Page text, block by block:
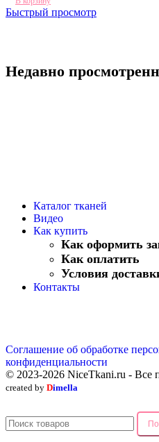
Быстрый просмотр
Недавно
Каталог тканей
Видео
Как купить
Как оформить
Как оплатить
Условия
Контакты
Соглашение об обработке
конфиденциальности
© 2023-2026 NiceTkani.ru - Все
created by Dimella